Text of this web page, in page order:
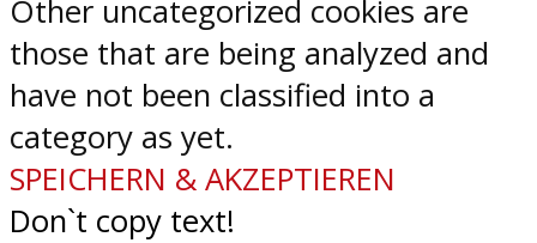
Other uncategorized cookies are
those that are being analyzed and
have not been classified into a
category as yet.
SPEICHERN & AKZEPTIEREN
Don`t copy text!